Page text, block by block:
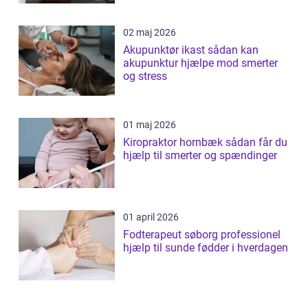
02 maj 2026
Akupunktør ikast sådan kan
akupunktur hjælpe mod smerter
og stress
01 maj 2026
Kiropraktor hornbæk sådan får du
hjælp til smerter og spændinger
01 april 2026
Fodterapeut søborg professionel
hjælp til sunde fødder i hverdagen